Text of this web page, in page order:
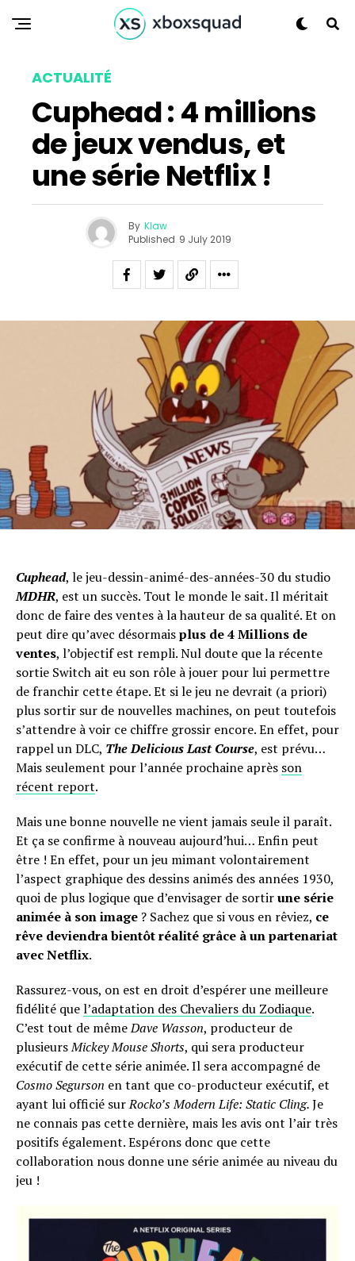
ACTUALITÉ
Cuphead : 4 millions
de jeux vendus, et
une série Netflix !
By Klaw
Published 9 July 2019
Cuphead, le jeu-dessin-animé-des-années-30 du studio
MDHR, est un succès. Tout le monde le sait. Il méritait
donc de faire des ventes à la hauteur de sa qualité. Et on
peut dire qu’avec désormaisplus de 4 Millions de
ventes, l’objectif est rempli. Nul doute que la récente
sortie Switch ait eu son rôle à jouer pour lui permettre
de franchir cette étape. Et si le jeu ne devrait (a priori)
plus sortir sur de nouvelles machines, on peut toutefois
s’attendre à voir ce chiffre grossir encore. En effet, pour
rappel un DLC, The Delicious Last Course, est prévu…
Mais seulement pour l’année prochaine après son
récent report.
Mais une bonne nouvelle ne vient jamais seule il paraît.
Et ça se confirme à nouveau aujourd’hui… Enfin peut
être ! En effet, pour un jeu mimant volontairement
l’aspect graphique des dessins animés des années 1930,
quoi de plus logique que d’envisager de sortirune série
animée à son image ? Sachez que si vous en rêviez, ce
rêve deviendra bientôt réalité grâce à un partenariat
avec Netflix.
Rassurez-vous, on est en droit d’espérer une meilleure
fidélité quel’adaptation des Chevaliers du Zodiaque.
C’est tout de mêmeDave Wasson, producteur de
plusieursMickey Mouse Shorts, qui sera producteur
exécutif de cette série animée. Il sera accompagné de
Cosmo Segurson en tant que co-producteur exécutif, et
ayant lui officié surRocko’s Modern Life: Static Cling.Je
ne connais pas cette dernière, mais les avis ont l’air très
positifs également. Espérons donc que cette
collaboration nous donne une série animée au niveau du
jeu !
Flipboard
Reddit
Pinterest
Email